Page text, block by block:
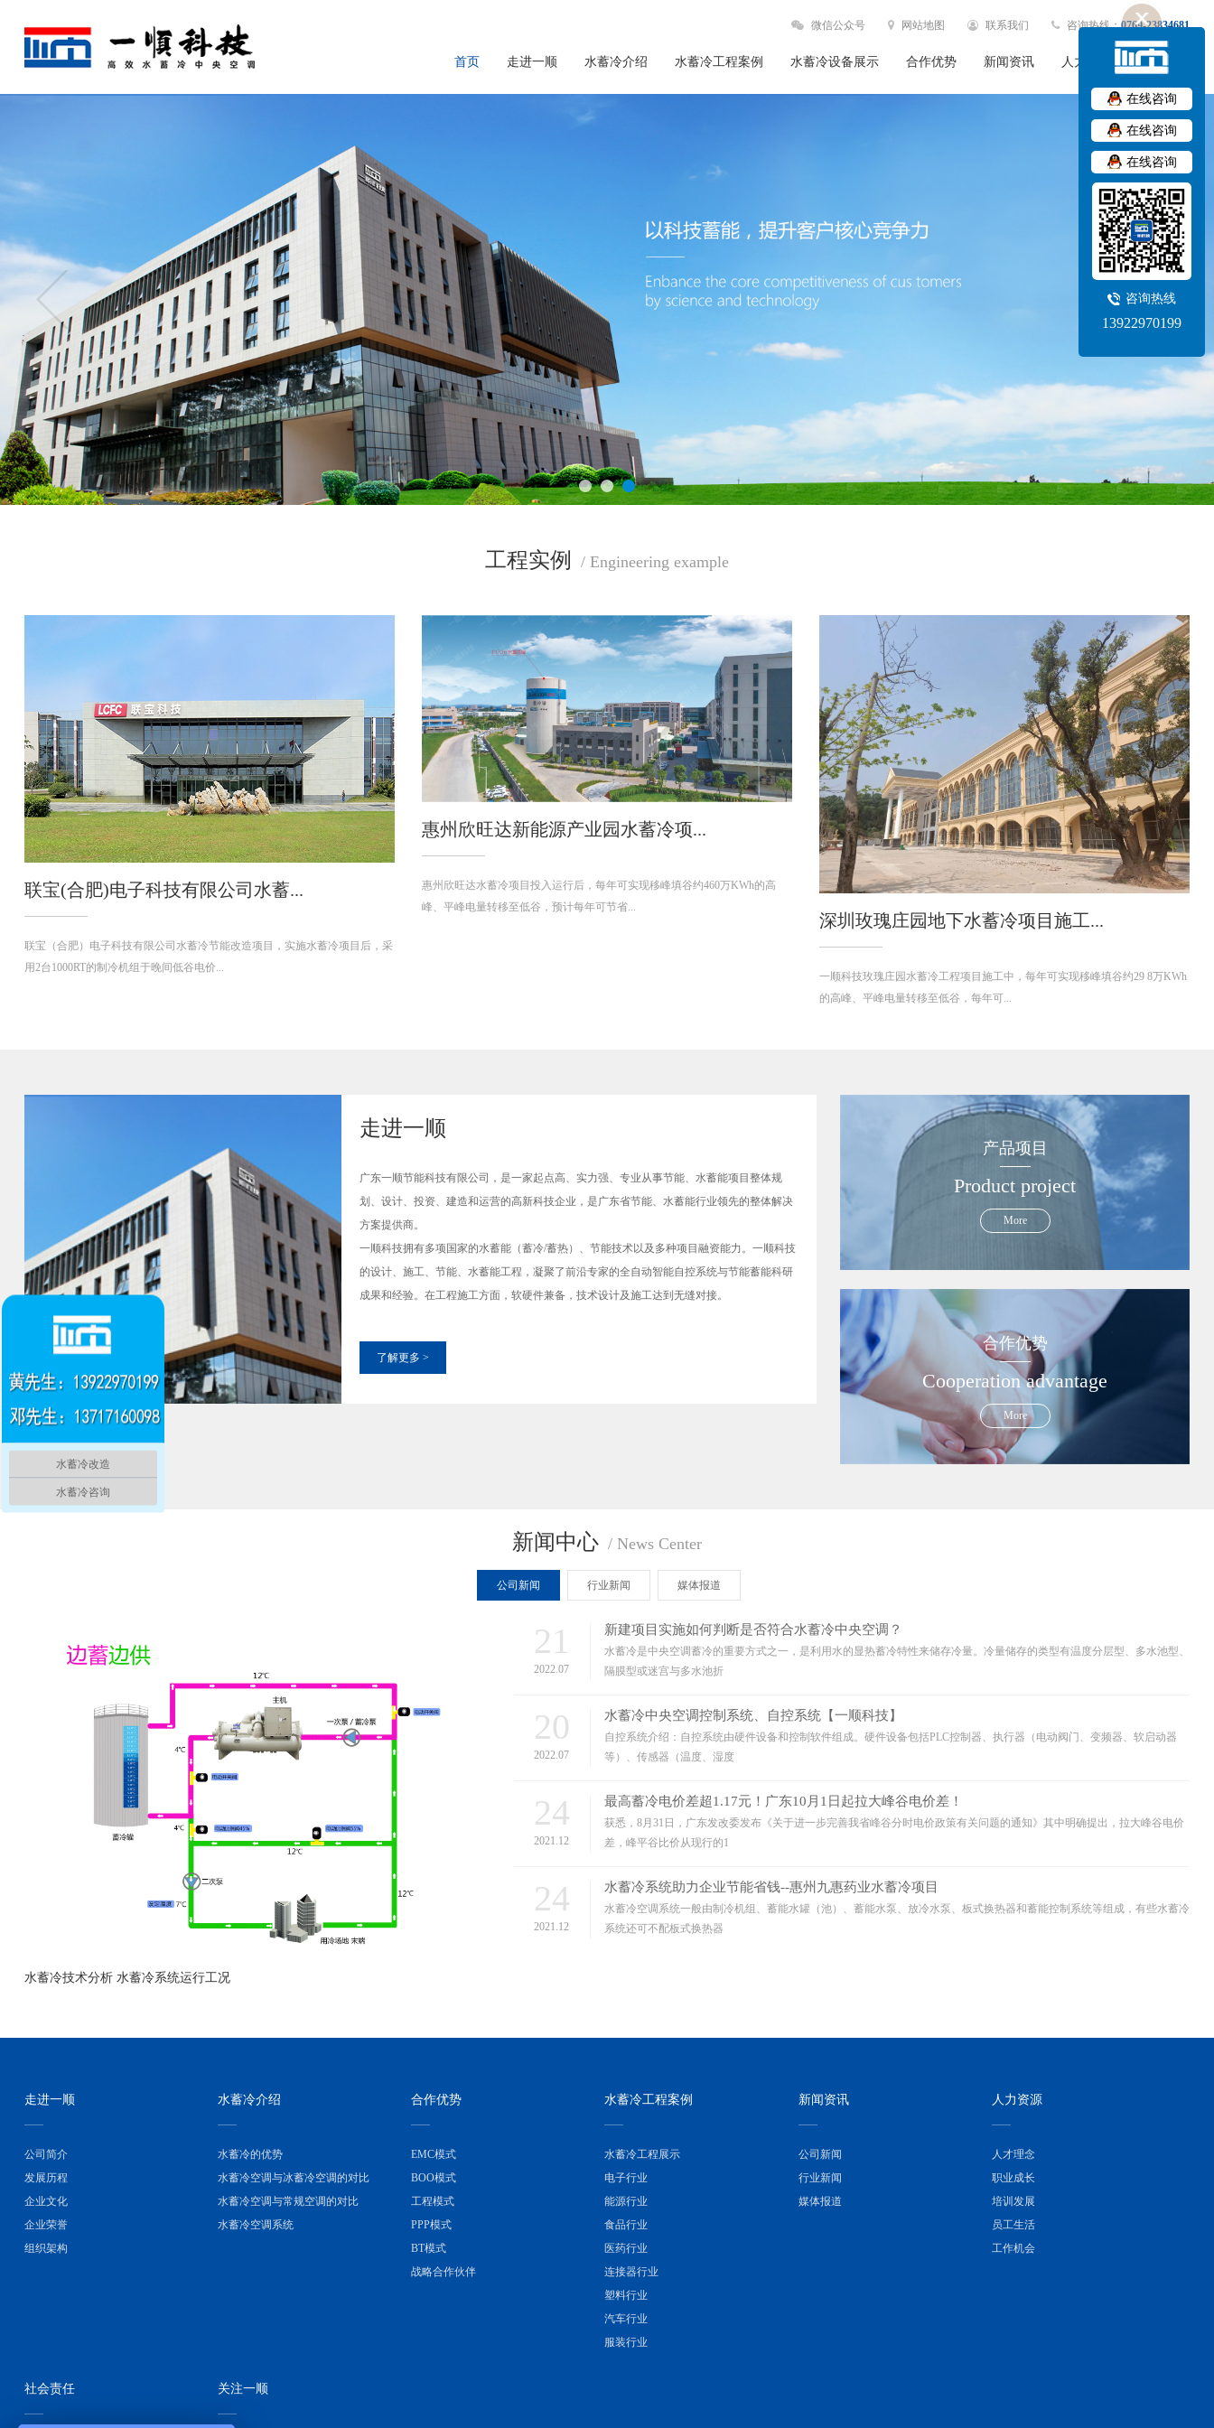
微信公众号 网站地图 联系我们 咨询热线：0769-23834681
首页 走进一顺 水蓄冷介绍 水蓄冷工程案例 水蓄冷设备展示 合作优势 新闻资讯 人力资源 社会责任
工程实例 / Engineering example
(合肥)电子科技有限公司水蓄...
合肥）电子科技有限公司水蓄冷节能改造项目，实施水蓄冷项目后，采
1000RT的制冷机组于晚间低谷电价...
惠州欣旺达新能源产业园水蓄冷项...
惠州欣旺达水蓄冷项目投入运行后，每年可实现移峰填谷约460万KWh的高
峰、平峰电量转移至低谷，预计每年可节省...
深圳玫瑰庄园地下水蓄冷项目施工...
一顺科技玫瑰庄园水蓄冷工程项目施工中，每年可实现移峰填谷约29 8万KWh
的高峰、平峰电量转移至低谷，每年可...
肇庆童
走进一顺
广东一顺节能科技有限公司，是一家起点高、实力强、专业从事节能、水蓄能项目整体规
划、设计、投资、建造和运营的高新科技企业，是广东省节能、水蓄能行业领先的整体解决
方案提供商。
一顺科技拥有多项国家的水蓄能（蓄冷/蓄热）、节能技术以及多种项目融资能力。一顺科技
的设计、施工、节能、水蓄能工程，凝聚了前沿专家的全自动智能自控系统与节能蓄能科研
成果和经验。在工程施工方面，软硬件兼备，技术设计及施工达到无缝对接。
了解更多 >
产品项目
Product project
More
合作优势
Cooperation advantage
More
新闻中心 / News Center
公司新闻 行业新闻 媒体报道
水蓄冷技术分析 水蓄冷系统运行工况
21
2022.07
新建项目实施如何判断是否符合水蓄冷中央空调？
水蓄冷是中央空调蓄冷的重要方式之一，是利用水的显热蓄冷特性来储存冷量。冷量储存的类型有温度分层型、多水池型、
隔膜型或迷宫与多水池折
20
2022.07
水蓄冷中央空调控制系统、自控系统【一顺科技】
自控系统介绍：自控系统由硬件设备和控制软件组成。硬件设备包括PLC控制器、执行器（电动阀门、变频器、软启动器
等）、传感器（温度、湿度
24
2021.12
最高蓄冷电价差超1.17元！广东10月1日起拉大峰谷电价差！
获悉，8月31日，广东发改委发布《关于进一步完善我省峰谷分时电价政策有关问题的通知》其中明确提出，拉大峰谷电价
差，峰平谷比价从现行的1
24
2021.12
水蓄冷系统助力企业节能省钱--惠州九惠药业水蓄冷项目
水蓄冷空调系统一般由制冷机组、蓄能水罐（池）、蓄能水泵、放冷水泵、板式换热器和蓄能控制系统等组成，有些水蓄冷
系统还可不配板式换热器
走进一顺
公司简介
发展历程
企业文化
企业荣誉
组织架构
水蓄冷介绍
水蓄冷的优势
水蓄冷空调与冰蓄冷空调的对比
水蓄冷空调与常规空调的对比
水蓄冷空调系统
合作优势
EMC模式
BOO模式
工程模式
PPP模式
BT模式
战略合作伙伴
水蓄冷工程案例
水蓄冷工程展示
电子行业
能源行业
食品行业
医药行业
连接器行业
塑料行业
汽车行业
服装行业
新闻资讯
公司新闻
行业新闻
媒体报道
人力资源
人才理念
职业成长
培训发展
员工生活
工作机会
社会责任 关注一顺
在线咨询
在线咨询
在线咨询
咨询热线
13922970199
水蓄冷改造
水蓄冷咨询